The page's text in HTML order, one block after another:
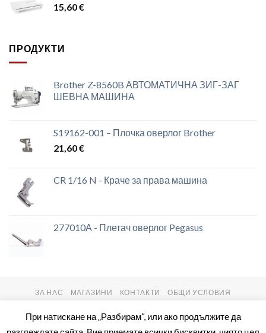
15,60€
ПРОДУКТИ
Brother Z-8560B АВТОМАТИЧНА ЗИГ-ЗАГ
ШЕВНА МАШИНА
S19162-001 – Плочка оверлог Brother
21,60€
CR 1/16 N - Краче за права машина
277010А - Плетач оверлог Pegasus
ЗА НАС МАГАЗИНИ КОНТАКТИ ОБЩИ УСЛОВИЯ
При натискане на „Разбирам“, или ако продължите да